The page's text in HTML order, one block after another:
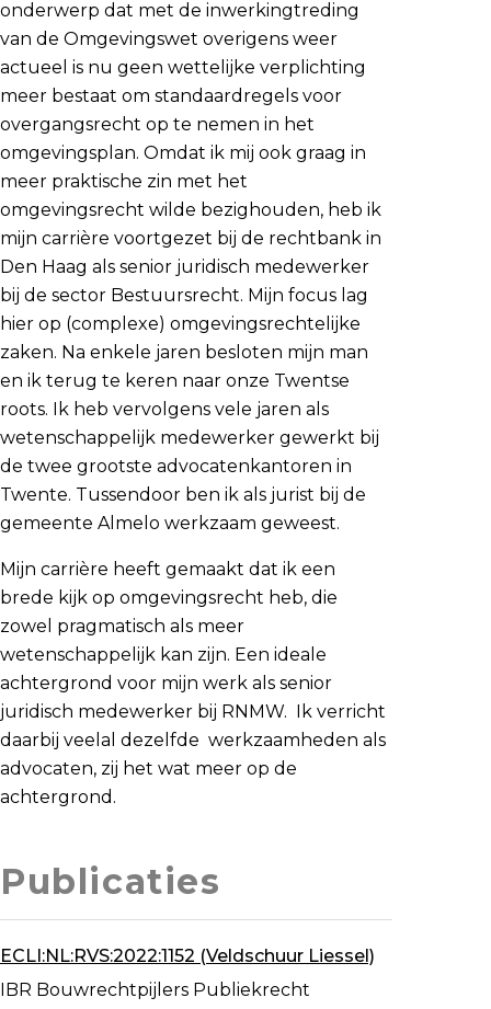
onderwerp dat met de inwerkingtreding
van de Omgevingswet overigens weer
actueel is nu geen wettelijke verplichting
meer bestaat om standaardregels voor
overgangsrecht op te nemen in het
omgevingsplan. Omdat ik mij ook graag in
meer praktische zin met het
omgevingsrecht wilde bezighouden, heb ik
mijn carrière voortgezet bij de rechtbank in
Den Haag als senior juridisch medewerker
bij de sector Bestuursrecht. Mijn focus lag
hier op (complexe) omgevingsrechtelijke
zaken. Na enkele jaren besloten mijn man
en ik terug te keren naar onze Twentse
roots. Ik heb vervolgens vele jaren als
wetenschappelijk medewerker gewerkt bij
de twee grootste advocatenkantoren in
Twente. Tussendoor ben ik als jurist bij de
gemeente Almelo werkzaam geweest.
Mijn carrière heeft gemaakt dat ik een
brede kijk op omgevingsrecht heb, die
zowel pragmatisch als meer
wetenschappelijk kan zijn. Een ideale
achtergrond voor mijn werk als senior
juridisch medewerker bij RNMW. Ik verricht
daarbij veelal dezelfde werkzaamheden als
advocaten, zij het wat meer op de
achtergrond.
Publicaties
ECLI:NL:RVS:2022:1152 (Veldschuur Liessel)
IBR Bouwrechtpijlers Publiekrecht